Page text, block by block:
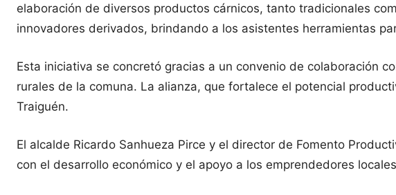
elaboración de diversos productos cárnicos, tanto tradicionales
innovadores derivados, brindando a los asistentes herramientas
Esta iniciativa se concretó gracias a un convenio de colaboración
rurales de la comuna. La alianza, que fortalece el potencial
Traiguén.
El alcalde Ricardo Sanhueza Pirce y el director de Fomento
con el desarrollo económico y el apoyo a los emprendedores